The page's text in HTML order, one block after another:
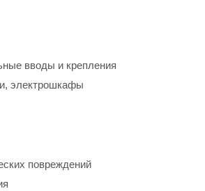
вводы и крепления
электрошкафы
повреждений